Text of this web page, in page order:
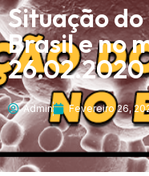
Situação
Brasil e no
26.02.2020
Admin Fevereiro 26,